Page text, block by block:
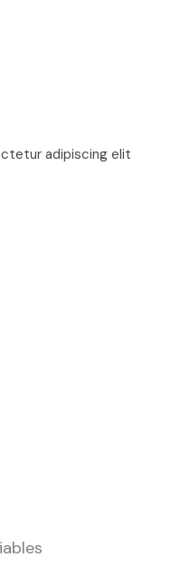
adipiscing elit